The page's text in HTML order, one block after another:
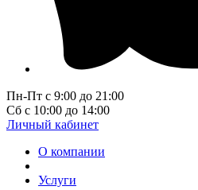
Пн-Пт с 9:00 до 21:00
Сб с 10:00 до 14:00
Личный кабинет
О компании
Услуги